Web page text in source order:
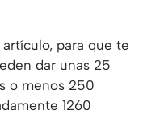
para que te
dar unas 25
o menos 250
1260